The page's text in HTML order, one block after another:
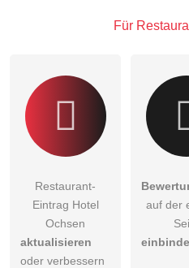
Besucher sichtbar.
Für
Restaurant-
Eintrag Hotel
Ochsen
aktualisieren
oder verbessern
auf der